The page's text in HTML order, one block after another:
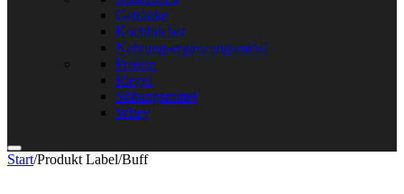
Getränke
Kochbücher
Nahrungsergänzungsmittel
Protein
Riegel
Süßungsmittel
Whey
Start/Produkt Label/Buff